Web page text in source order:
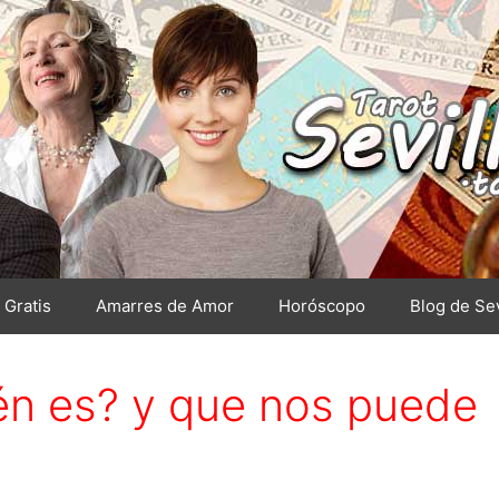
Amarres de Amor Horóscopo Blog de
es? y que nos puede